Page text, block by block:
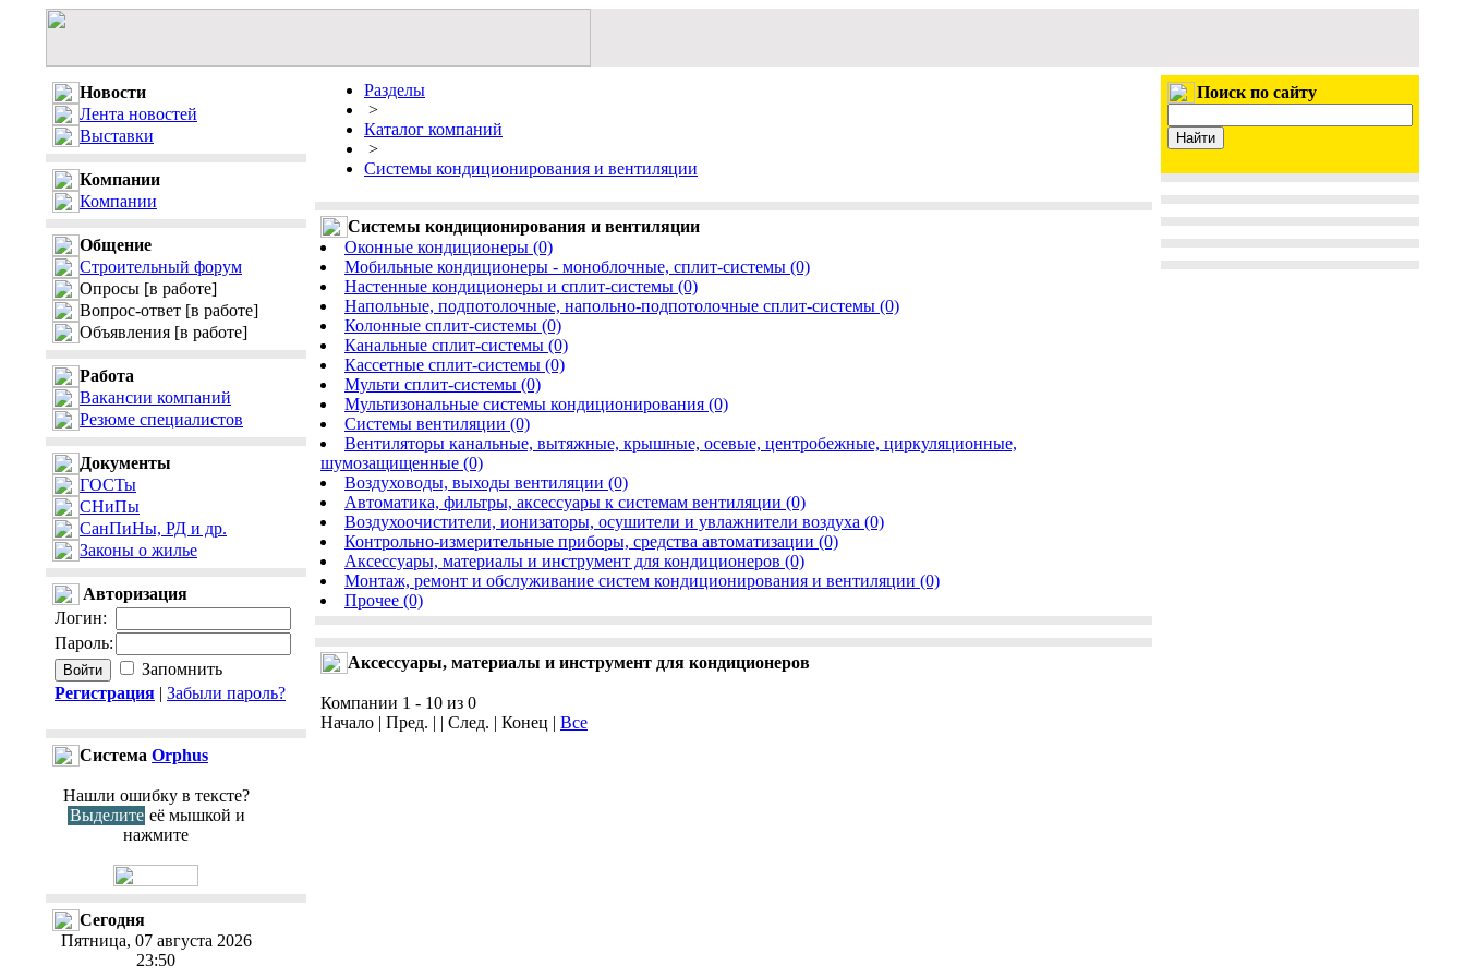
Новости
Лента новостей
Выставки
Компании
Компании
Общение
Строительный форум
Опросы [в работе]
Вопрос-ответ [в работе]
Объявления [в работе]
Работа
Вакансии компаний
Резюме специалистов
Документы
ГОСТы
СНиПы
СанПиНы, РД и др.
Законы о жилье
Авторизация
Логин:
Пароль:
Запомнить
Регистрация | Забыли пароль?
Cистема Orphus
Нашли ошибку в тексте?
Выделите её мышкой и
нажмите
Сегодня
Пятница, 07 августа 2026
23:50
Разделы
>
Каталог компаний
>
Системы кондиционирования и вентиляции
Системы кондиционирования и вентиляции
Оконные кондиционеры (0)
Мобильные кондиционеры - моноблочные, сплит-системы (0)
Настенные кондиционеры и сплит-системы (0)
Напольные, подпотолочные, напольно-подпотолочные сплит-системы (0)
Колонные сплит-системы (0)
Канальные сплит-системы (0)
Кассетные сплит-системы (0)
Мульти сплит-системы (0)
Мультизональные системы кондиционирования (0)
Системы вентиляции (0)
Вентиляторы канальные, вытяжные, крышные, осевые, центробежные, циркуляционные,
шумозащищенные (0)
Воздуховоды, выходы вентиляции (0)
Автоматика, фильтры, аксессуары к системам вентиляции (0)
Воздухоочистители, ионизаторы, осушители и увлажнители воздуха (0)
Контрольно-измерительные приборы, средства автоматизации (0)
Аксессуары, материалы и инструмент для кондиционеров (0)
Монтаж, ремонт и обслуживание систем кондиционирования и вентиляции (0)
Прочее (0)
Аксессуары, материалы и инструмент для кондиционеров
Компании 1 - 10 из 0
Начало | Пред. | | След. | Конец | Все
Поиск по сайту